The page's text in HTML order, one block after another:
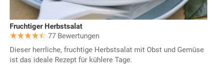
Fruchtiger Herbstsalat
77 Bewertungen
Dieser herrliche, fruchtige Herbstsalat mit Obst und Gemüse
ist das ideale Rezept für kühlere Tage.